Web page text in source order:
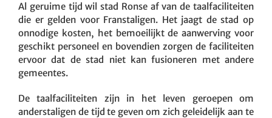
Al geruime tijd wil stad Ronse af van de taalfaciliteiten
die er gelden voor Franstaligen. Het jaagt de stad op
onnodige kosten, het bemoeilijkt de aanwerving voor
geschikt personeel en bovendien zorgen de faciliteiten
ervoor dat de stad niet kan fusioneren met andere
gemeentes.
De taalfaciliteiten zijn in het leven geroepen om
anderstaligen de tijd te geven om zich geleidelijk aan te